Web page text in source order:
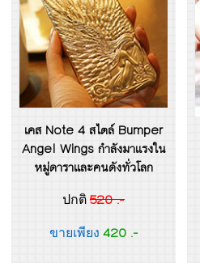
เคส Note 4 สไตล์ Bumper
Angel Wings กำลังมาแรงใน
หมู่ดาราและคนดังทั่วโลก
ปกติ 520 .-
ขายเพียง 420 .-